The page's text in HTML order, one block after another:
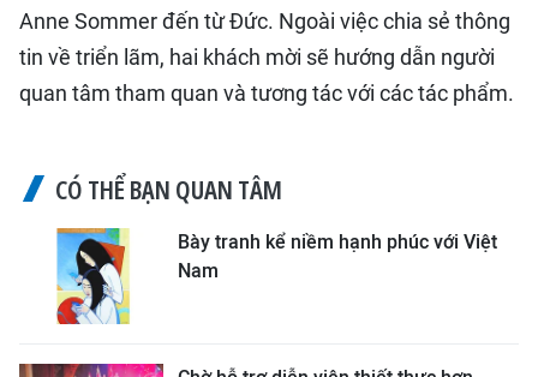
Anne Sommer đến từ Ðức. Ngoài việc chia sẻ thông
tin về triển lãm, hai khách mời sẽ hướng dẫn người
quan tâm tham quan và tương tác với các tác phẩm.
CÓ THỂ BẠN QUAN TÂM
Bày tranh kể niềm hạnh phúc với Việt
Nam